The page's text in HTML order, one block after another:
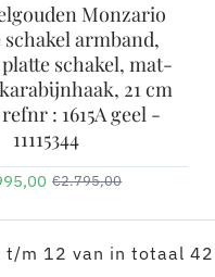
Monzario
armband,
schakel, mat-
21 cm
: 1615A geel -
11115344
€2.795,00
t/m 12 van in totaal 42